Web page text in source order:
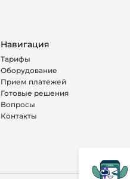
Навигация
Тарифы
Оборудование
Прием платежей
Готовые решения
Вопросы
Контакты